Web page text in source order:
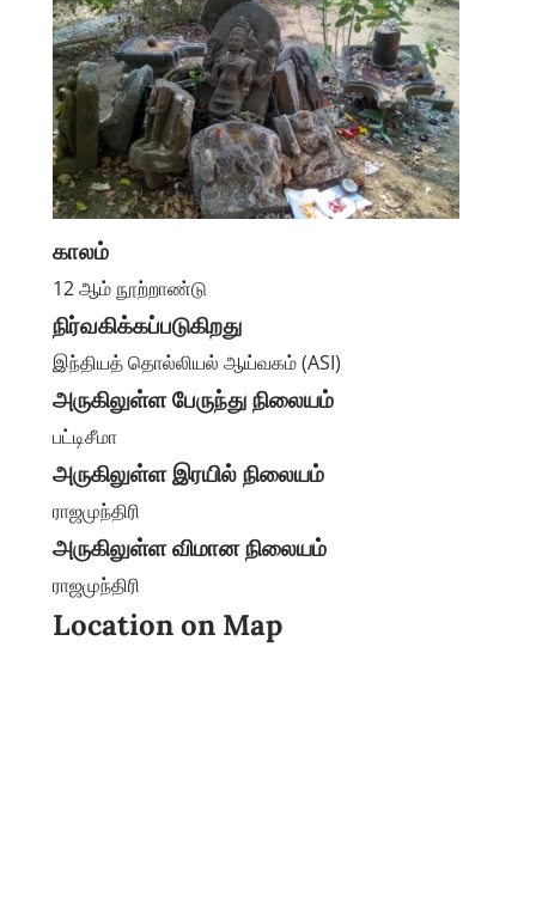
காலம்
12 ஆம் நூற்றாண்டு
நிர்வகிக்கப்படுகிறது
இந்தியத் தொல்லியல் ஆய்வகம் (ASI)
அருகிலுள்ள பேருந்து நிலையம்
பட்டிசீமா
அருகிலுள்ள இரயில் நிலையம்
ராஜமுந்திரி
அருகிலுள்ள விமான நிலையம்
ராஜமுந்திரி
Location on Map